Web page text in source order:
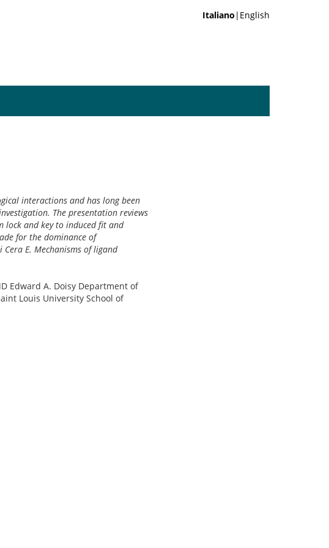
Italiano |English
interactions and has long been
The presentation reviews
lock and key to induced fit and
for the dominance of
E. Mechanisms of ligand
Edward A. Doisy Department of
Louis University School of